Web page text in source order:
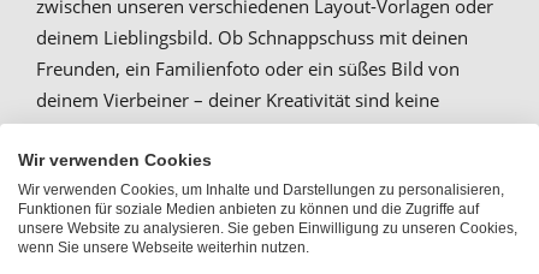
zwischen unseren verschiedenen Layout-Vorlagen oder
deinem Lieblingsbild. Ob Schnappschuss mit deinen
Freunden, ein Familienfoto oder ein süßes Bild von
deinem Vierbeiner – deiner Kreativität sind keine
Grenzen gesetzt. Wir drucken dein Wunschmotiv genau
nach deinen Vorstellungen auf deine individuelle Galaxy
Note 20 Ultra 5G Schutzhülle. Personalisierte
Handyhüllen sind auchschöne Geschenkideen für
jeden Anlass. Egal, ob als Weihnachtsgeschenk,
Wir verwenden Cookies
Wir verwenden Cookies, um Inhalte und Darstellungen zu personalisieren,
Funktionen für soziale Medien anbieten zu können und die Zugriffe auf
unsere Website zu analysieren. Sie geben Einwilligung zu unseren Cookies,
wenn Sie unsere Webseite weiterhin nutzen.